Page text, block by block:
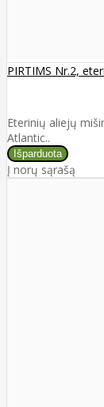
PIRTIMS Nr.2,
Eterinių aliejų
Atlantic..
Į norų sąrašą